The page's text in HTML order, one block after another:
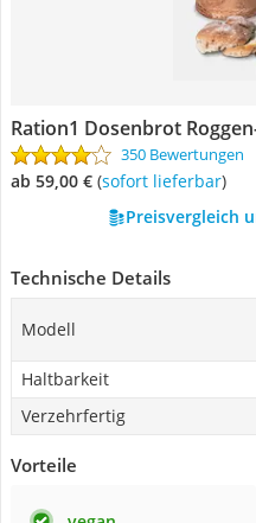
Ration1 Dosenbrot
350 Bewertungen
ab 59,00 € ( Sofort lieferbar)
Preisvergleich
Technische Details
Modell
Haltbarkeit
Verzehrfertig
Vorteile